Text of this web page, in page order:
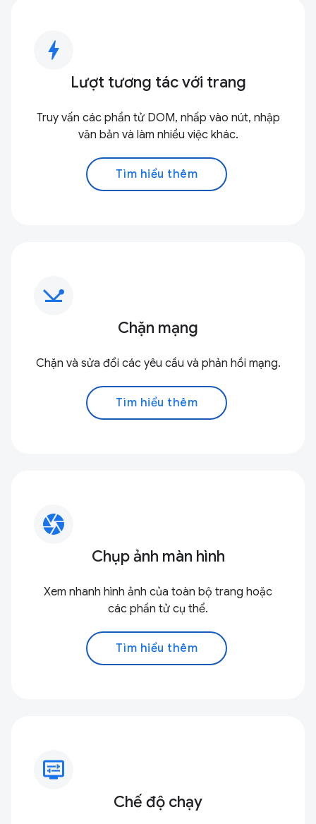
bolt
Lượt tương tác với trang
Truy vấn các phần tử DOM, nhấp vào nút, nhập
văn bản và làm nhiều việc khác.
Tìm hiểu thêm
network_ping
Chặn mạng
Chặn và sửa đổi các yêu cầu và phản hồi mạng.
Tìm hiểu thêm
camera
Chụp ảnh màn hình
Xem nhanh hình ảnh của toàn bộ trang hoặc
các phần tử cụ thể.
Tìm hiểu thêm
display_settings
Chế độ chạy